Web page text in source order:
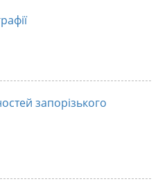
запорізького